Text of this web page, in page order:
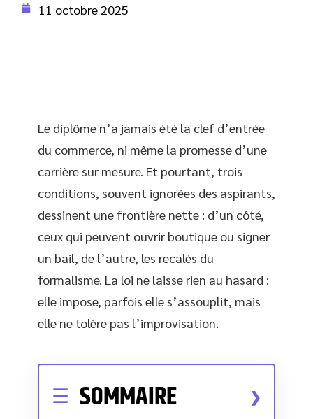
11 octobre 2025
Le diplôme n’a jamais été la clef d’entrée
du commerce, ni même la promesse d’une
carrière sur mesure. Et pourtant, trois
conditions, souvent ignorées des aspirants,
dessinent une frontière nette : d’un côté,
ceux qui peuvent ouvrir boutique ou signer
un bail, de l’autre, les recalés du
formalisme. La loi ne laisse rien au hasard :
elle impose, parfois elle s’assouplit, mais
elle ne tolère pas l’improvisation.
SOMMAIRE